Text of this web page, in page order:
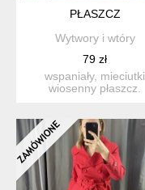
PŁASZCZ
Wytwory i wtóry
79 zł
wspaniały, mieciutki
wiosenny płaszcz.